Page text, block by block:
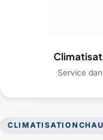
Service